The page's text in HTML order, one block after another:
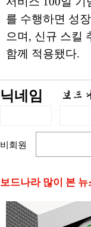
를 수행하면 성
으며, 신규 스킬
함께 적용됐다.
닉네임
비회원
보드나라 많이 본 뉴